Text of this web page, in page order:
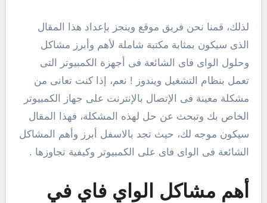
لذلك، قمنا نحن فريق موقع وينجز بإعداد هذا المقال
الذى سيكون بمثابة مكتبة شاملة لأهم وأبرز مشاكل
وحلول الواى فاى الشائعة فى أجهزة الكمبيوتر التى
تعمل بنظام التشغيل ويندوز ! نعم، إذا كنت تعانى من
مشكلة معينة فى الإتصال بالإنترنت على جهاز الكمبيوتر
الخاص بك وتبحث عن حل لهذه المشكلة، فهذا المقال
سيكون موجه لك، حيث تجد بالاسفل أبرز وأهم المشاكل
الشائعة فى الواى فاى على الكمبيوتر وكيفية تجاوزها .
أهم مشاكل الواي فاي في